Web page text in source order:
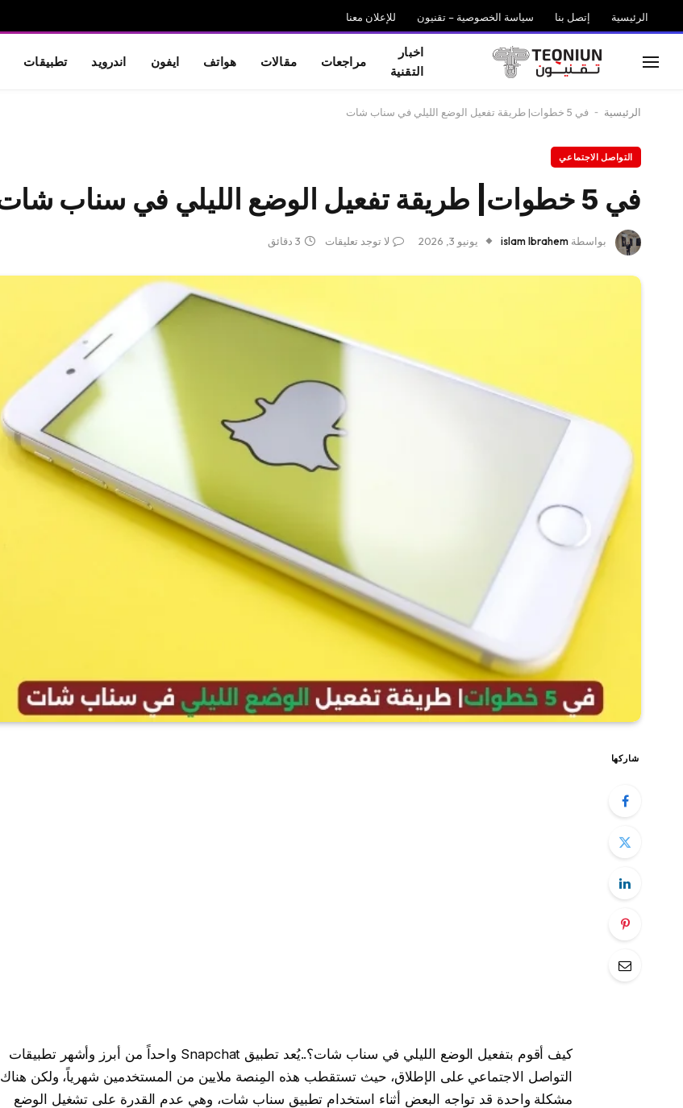
الرئيسية إتصل بنا سياسة الخصوصية – تقنيون للإعلان معنا
اخبار
التقنية
مراجعات مقالات هواتف ايفون اندرويد تطبيقات
الرئيسية - في 5 خطوات| طريقة تفعيل الوضع الليلي في سناب شات
التواصل الاجتماعي
في 5 خطوات| طريقة تفعيل الوضع الليلي في سناب شات
بواسطة islam Ibrahem يونيو 3, 2026 لا توجد تعليقات 3 دقائق
شاركها
كيف أقوم بتفعيل الوضع الليلي في سناب شات؟..يُعد تطبيق Snapchat واحداً من أبرز وأشهر تطبيقات
التواصل الاجتماعي على الإطلاق، حيث تستقطب هذه المِنصة ملايين من المستخدمين شهرياً، ولكن هناك
مشكلة واحدة قد تواجه البعض أثناء استخدام تطبيق سناب شات، وهي عدم القدرة على تشغيل الوضع